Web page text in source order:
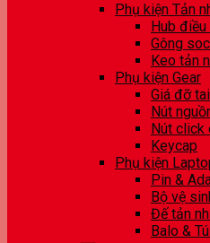
Phụ kiện Tản
Hub điều
Gông
Keo tản
Phụ kiện Gear
Giá đỡ
Nút
Nút click
Keycap
Phụ kiện
Pin &
Bộ vệ
Đế tản
Balo &